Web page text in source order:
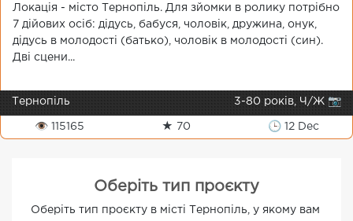
Локація - місто Тернопіль. Для зйомки в ролику потрібно
7 дійових осіб: дідусь, бабуся, чоловік, дружина, онук,
дідусь в молодості (батько), чоловік в молодості (син).
Дві сцени...
Тернопіль 3-80 років, Ч/Ж 📷
👁 115165 ★ 70 🕒 12 Dec
Оберіть тип проєкту
Оберіть тип проєкту в місті Тернопіль, у якому вам